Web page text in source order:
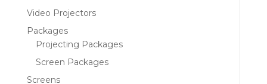
Video Projectors
Packages
Projecting Packages
Screen Packages
Screens